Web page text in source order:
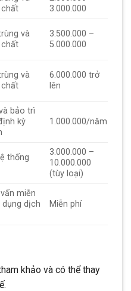
3.000.000
và
3.500.000 –
5.000.000
và
6.000.000 trở
lên
bảo trì
kỳ
1.000.000/năm
thống
3.000.000 –
10.000.000
(tùy loại)
miễn
dụng dịch
Miễn phí
khảo và có thể thay